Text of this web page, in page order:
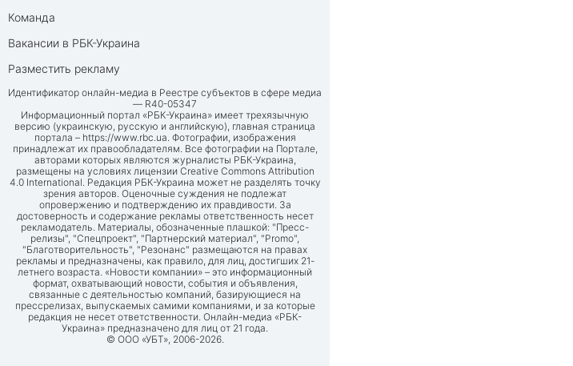
Команда
Вакансии в РБК-Украина
Разместить рекламу
Идентификатор онлайн-медиа в Реестре субъектов в сфере медиа
— R40-05347
Информационный портал «РБК-Украина» имеет трехязычную
версию (украинскую, русскую и английскую), главная страница
портала – https://www.rbc.ua. Фотографии, изображения
принадлежат их правообладателям. Все фотографии на Портале,
авторами которых являются журналисты РБК-Украина,
размещены на условиях лицензии Creative Commons Attribution
4.0 International. Редакция РБК-Украина может не разделять точку
зрения авторов. Оценочные суждения не подлежат
опровержению и подтверждению их правдивости. За
достоверность и содержание рекламы ответственность несет
рекламодатель. Материалы, обозначенные плашкой: "Пресс-
релизы", "Спецпроект", "Партнерский материал", "Promo",
"Благотворительность", "Резонанс" размещаются на правах
рекламы и предназначены, как правило, для лиц, достигших 21-
летнего возраста. «Новости компании» – это информационный
формат, охватывающий новости, события и объявления,
связанные с деятельностью компаний, базирующиеся на
прессрелизах, выпускаемых самими компаниями, и за которые
редакция не несет ответственности. Онлайн-медиа «РБК-
Украина» предназначено для лиц от 21 года.
© ООО «УБТ», 2006-2026.